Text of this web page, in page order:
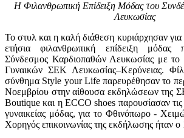
Η Φιλανθρωπική Επίδειξη Μόδας του
Λευκωσίας
Το στυλ και η καλή διάθεση κυριάρχησαν
ετήσια φιλανθρωπική επίδειξη
Σύνδεσμος Καρδιοπαθών Λευκωσίας με
Γυναικών ΣΕΚ Λευκωσίας–Κερύνειας.
σύνθημα Style your Life παρευρέθησαν το
Νοεμβρίου στην αίθουσα εκδηλώσεων της
Boutique και η ECCO shoes παρουσίασαν τις
γυναικείας μόδας, για το Φθινόπωρο -
Χορηγός επικοινωνίας της εκδήλωσης ήταν